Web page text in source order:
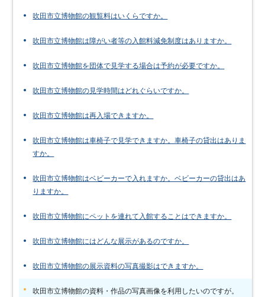
吹田市立博物館の観覧料はいくらですか。
吹田市立博物館は障がい者等の入館料減免制度はありますか。
吹田市立博物館を団体で見学する場合は予約が必要ですか。
吹田市立博物館の見学時間はどれぐらいですか。
吹田市立博物館は再入場できますか。
吹田市立博物館は車椅子で見学できますか。車椅子の貸出はありま
すか。
吹田市立博物館はベビーカーで入れますか。ベビーカーの貸出はあ
りますか。
吹田市立博物館にペットを連れて入館することはできますか。
吹田市立博物館にはどんな展示があるのですか。
吹田市立博物館の展示資料の写真撮影はできますか。
吹田市立博物館の資料・作品の写真画像を利用したいのですが。